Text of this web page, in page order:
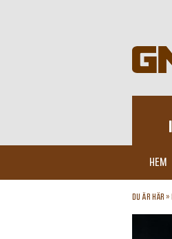
HEM
DU ÄR HÄR »